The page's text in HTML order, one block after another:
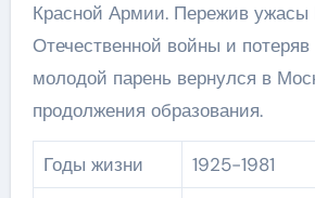
Красной Армии. Пережив ужасы
Отечественной войны и потеряв
молодой парень вернулся в
продолжения образования.
Годы жизни
1925-1981